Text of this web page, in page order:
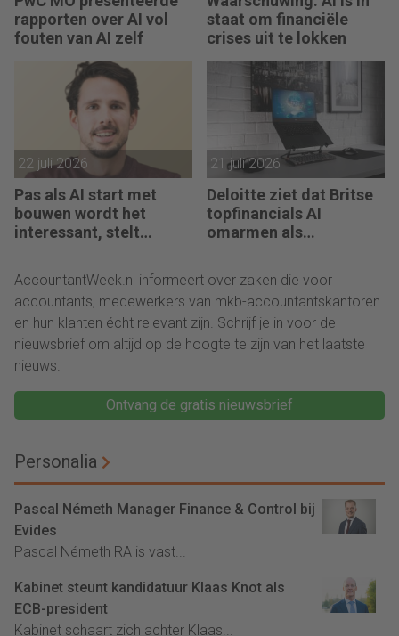
rapporten over AI vol
fouten van AI zelf
staat om financiële
crises uit te lokken
22 juli 2026
Pas als AI start met
bouwen wordt het
interessant, stelt
21 juli 2026
Deloitte ziet dat Britse
topfinancials AI
omarmen als
AccountantWeek.nl informeert over zaken die voor
accountants, medewerkers van mkb-accountantskantoren
en hun klanten écht relevant zijn. Schrijf je in voor de
nieuwsbrief om altijd op de hoogte te zijn van het laatste
nieuws.
Ontvang de gratis nieuwsbrief
Personalia
Pascal Németh Manager Finance & Control bij
Evides
Pascal Németh RA is vast...
Kabinet steunt kandidatuur Klaas Knot als
ECB-president
Kabinet schaart zich achter Klaas...